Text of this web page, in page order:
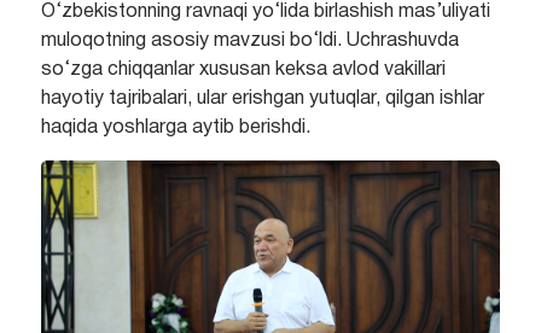
O‘zbekistonning ravnaqi yo‘lida birlashish mas’uliyati
muloqotning asosiy mavzusi bo‘ldi. Uchrashuvda
so‘zga chiqqanlar xususan keksa avlod vakillari
hayotiy tajribalari, ular erishgan yutuqlar, qilgan ishlar
haqida yoshlarga aytib berishdi.